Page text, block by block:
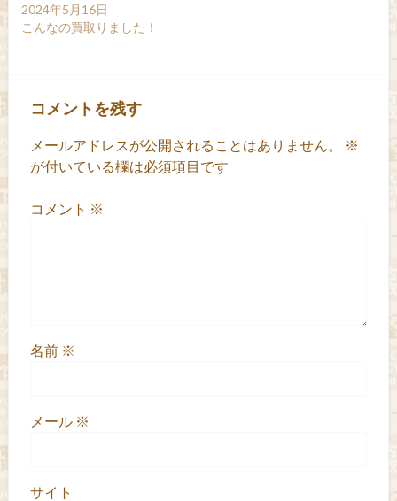
2024年5月16日
こんなの買取りました！
コメントを残す
メールアドレスが公開されることはありません。
※
が付いている欄は必須項目です
コメント ※
名前 ※
メール ※
サイト